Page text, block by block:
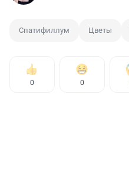
Спатифиллум Цветы
0 0